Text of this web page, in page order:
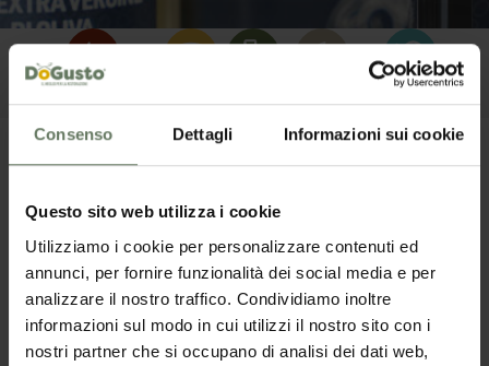
Consenso Dettagli Informazioni sui cookie
Questo sito web utilizza i cookie
Utilizziamo i cookie per personalizzare contenuti ed
annunci, per fornire funzionalità dei social media e per
analizzare il nostro traffico. Condividiamo inoltre
informazioni sul modo in cui utilizzi il nostro sito con i
nostri partner che si occupano di analisi dei dati web,
Conserve VegetaliFormaggi Oli Pasta e RisoProdotti Ittici
Olio Extra Vergine di Oliva
Monocultivar Frantoio